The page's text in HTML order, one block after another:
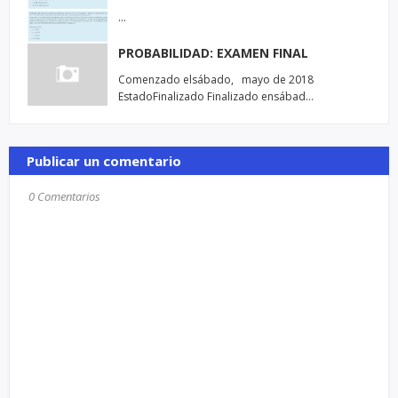
…
PROBABILIDAD: EXAMEN FINAL
Comenzado elsábado, mayo de 2018
EstadoFinalizado Finalizado ensábad…
Publicar un comentario
0 Comentarios